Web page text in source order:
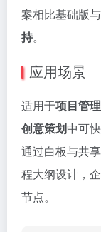
案相比基础版
持。
应用场景
适用于项目管理
创意策划中可
通过白板与共
程大纲设计，
节点。